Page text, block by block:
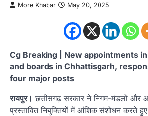
More Khabar May 20, 2025
Cg Breaking | New appointments
and boards in Chhattisgarh,
four major posts
रायपुर। छत्तीसगढ़ सरकार ने निगम-मंडलों और
प्रस्तावित नियुक्तियों में आंशिक संशोधन करते हुए